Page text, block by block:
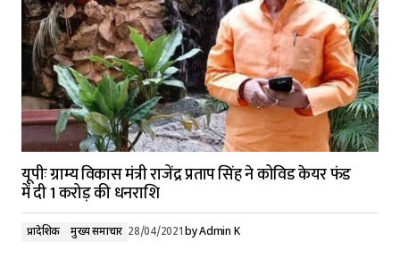
यूपीः ग्राम्य विकास मंत्री राजेंद्र प्रताप सिंह ने कोविड केयर फंड
में दी 1 करोड़ की धनराशि
प्रादेशिक मुख्य समाचार 28/04/2021byAdmin K